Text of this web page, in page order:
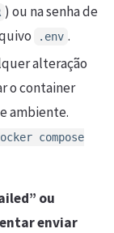
) ou na senha de
.env .
alteração
o container
ambiente.
compose
ou
enviar